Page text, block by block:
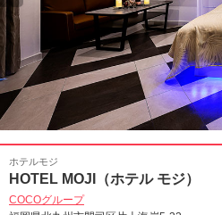
ホテルモジ
HOTEL MOJI（ホテル モジ）
COCOグループ